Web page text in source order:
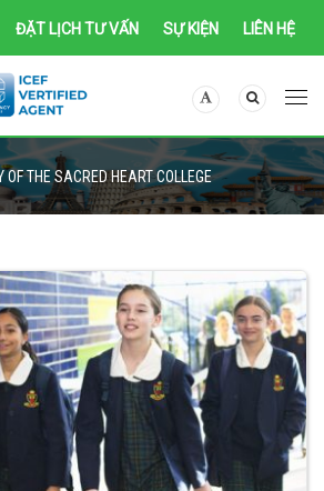
ĐẶT LỊCH TƯ VẤN SỰ KIỆN LIÊN HỆ
OF THE SACRED HEART COLLEGE